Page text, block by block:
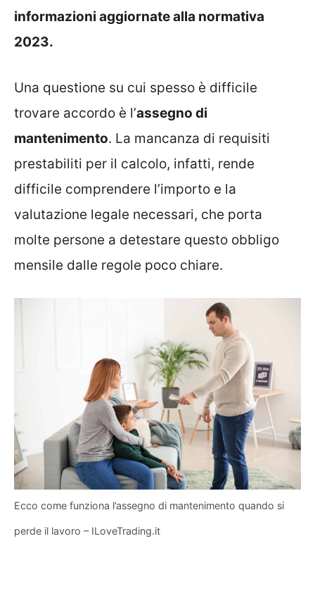
informazioni aggiornate alla normativa
2023.
Una questione su cui spesso è difficile
trovare accordo è l’assegno di
mantenimento. La mancanza di requisiti
prestabiliti per il calcolo, infatti, rende
difficile comprendere l’importo e la
valutazione legale necessari, che porta
molte persone a detestare questo obbligo
mensile dalle regole poco chiare.
Ecco come funziona l’assegno di mantenimento quando si
perde il lavoro – ILoveTrading.it